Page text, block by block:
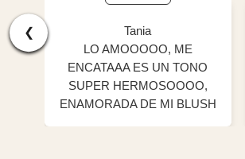
❮
Tania
LO AMOOOOO, ME
ENCATAAA ES UN TONO
SUPER HERMOSOOOO,
ENAMORADA DE MI BLUSH